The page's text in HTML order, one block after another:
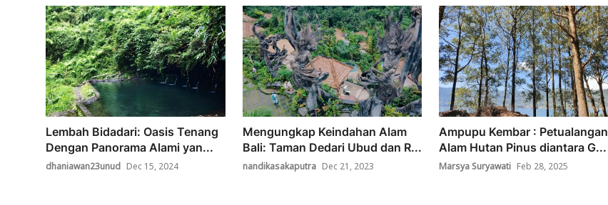
Lembah Bidadari: Oasis Tenang
Dengan Panorama Alami yan...
dhaniawan23unud Dec 15, 2024
Mengungkap Keindahan Alam
Bali: Taman Dedari Ubud dan R...
nandikasakaputra Dec 21, 2023
Ampupu Kembar : Petualangan
Alam Hutan Pinus diantara G...
Marsya Suryawati Feb 28, 2025